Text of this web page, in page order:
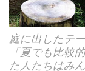
庭に出したテ
「夏でも比較
た人たちはみ